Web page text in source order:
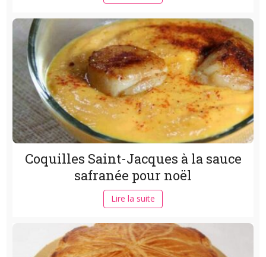
Coquilles Saint-Jacques à la sauce
safranée pour noël
Lire la suite